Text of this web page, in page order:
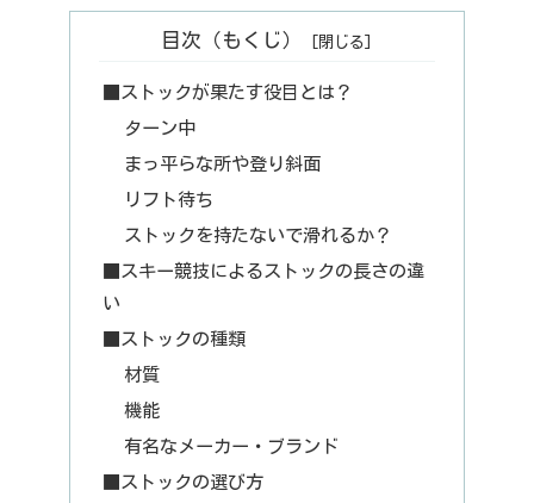
目次（もくじ）
■ストックが果たす役目とは？
ターン中
まっ平らな所や登り斜面
リフト待ち
ストックを持たないで滑れるか？
■スキー競技によるストックの長さの違
い
■ストックの種類
材質
機能
有名なメーカー・ブランド
■ストックの選び方